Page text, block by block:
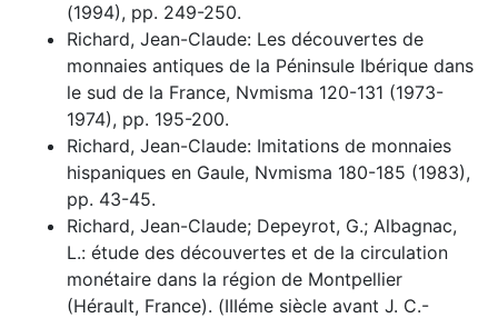
(1994), pp. 249-250.
Richard, Jean-Claude: Les découvertes de
monnaies antiques de la Péninsule Ibérique dans
le sud de la France, Nvmisma 120-131 (1973-
1974), pp. 195-200.
Richard, Jean-Claude: Imitations de monnaies
hispaniques en Gaule, Nvmisma 180-185 (1983),
pp. 43-45.
Richard, Jean-Claude; Depeyrot, G.; Albagnac,
L.: étude des découvertes et de la circulation
monétaire dans la région de Montpellier
(Hérault, France). (IIIéme siècle avant J. C.-